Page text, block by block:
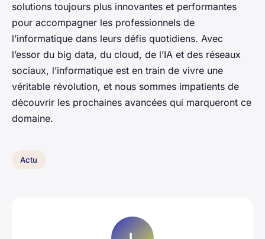
solutions toujours plus innovantes et performantes
pour accompagner les professionnels de
l’informatique dans leurs défis quotidiens. Avec
l’essor du big data, du cloud, de l’IA et des réseaux
sociaux, l’informatique est en train de vivre une
véritable révolution, et nous sommes impatients de
découvrir les prochaines avancées qui marqueront ce
domaine.
Actu